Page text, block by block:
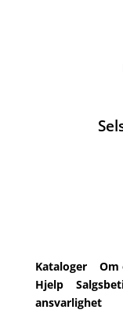
Kataloger Om
Hjelp
ansvarlighet